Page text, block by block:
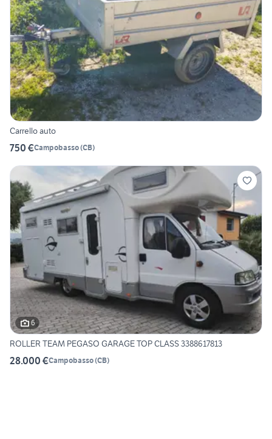
Carrello auto
750 €Campobasso(CB)
6
ROLLER TEAM PEGASO GARAGE TOP CLASS 3388617813
28.000 €Campobasso(CB)